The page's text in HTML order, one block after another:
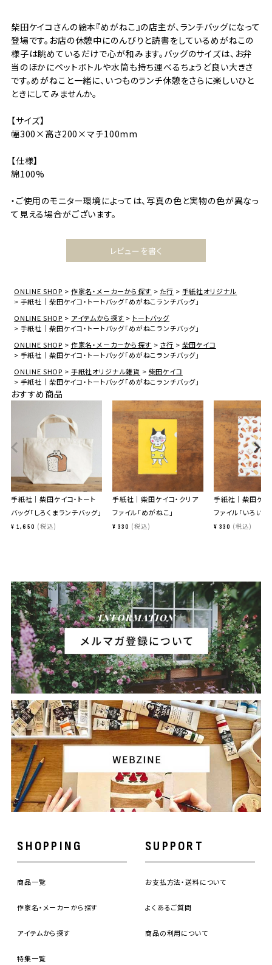
柴田ケイコさんの絵本『めがねこ』の店主が、ランチバッグになって
登場です。お店の休憩中にのんびりと読書をしているめがねこの
様子は眺めているだけで心が和みます。バッグのサイズは、お弁
当のほかにペットボトルや水筒も持ち運べるちょうど良い大きさ
です。めがねこと一緒に、いつものランチ休憩をさらに楽しいひと
ときにしてみませんか。
【サイズ】
幅300×高さ200×マチ100mm
【仕様】
綿100%
・ご使用のモニター環境によっては、写真の色と実物の色が異なっ
て見える場合がございます。
レビューを書く
ONLINE SHOP 作家名・メーカーから探す た行
手紙社オリジナル
手紙社｜柴田ケイコ・トートバッグ「めがねこランチバッグ」
ONLINE SHOP
アイテムから探す
トートバッグ
手紙社｜柴田ケイコ・トートバッグ「めがねこランチバッグ」
ONLINE SHOP
作家名・メーカーから探す さ行
柴田ケイコ
手紙社｜柴田ケイコ・トートバッグ「めがねこランチバッグ」
ONLINE SHOP
手紙社オリジナル雑貨
柴田ケイコ
手紙社｜柴田ケイコ・トートバッグ「めがねこランチバッグ」
おすすめ商品
手紙社｜柴田ケイコ・トート
バッグ「しろくまランチバッグ」
¥ 1,650 税込
手紙社｜柴田ケイコ・クリア
ファイル「めがねこ」
¥ 330 税込
手紙社｜柴田ケイ
ファイル「いろいろ
¥ 330 税込
SHOPPING
商品一覧
作家名・メーカーから探す
アイテムから探す
特集一覧
SUPPORT
お支払方法・送料について
よくあるご質問
商品の利用について